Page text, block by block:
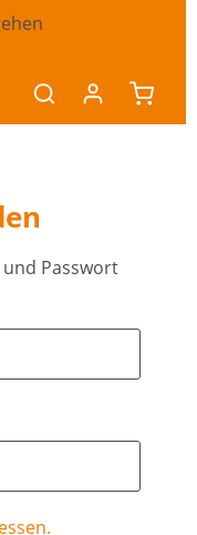
und Passwort